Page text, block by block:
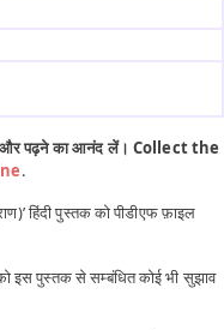
और पढ़ने का आनंद लें। Collect the
.
हिंदी पुस्तक को पीडीएफ फ़ाइल
इस पुस्तक से सम्बंधित कोई भी सुझाव